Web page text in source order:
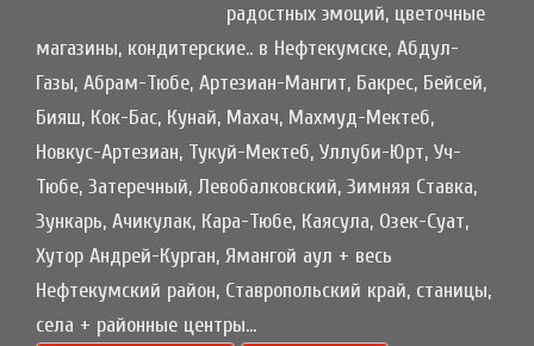
радостных эмоций, цветочные
магазины, кондитерские.. в Нефтекумске, Абдул-
Газы, Абрам-Тюбе, Артезиан-Мангит, Бакрес, Бейсей,
Бияш, Кок-Бас, Кунай, Махач, Махмуд-Мектеб,
Новкус-Артезиан, Тукуй-Мектеб, Уллуби-Юрт, Уч-
Тюбе, Затеречный, Левобалковский, Зимняя Ставка,
Зункарь, Ачикулак, Кара-Тюбе, Каясула, Озек-Суат,
Хутор Андрей-Курган, Ямангой аул + весь
Нефтекумский район, Ставропольский край, станицы,
села + районные центры...